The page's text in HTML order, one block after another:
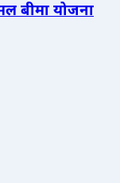
बीमा योजना